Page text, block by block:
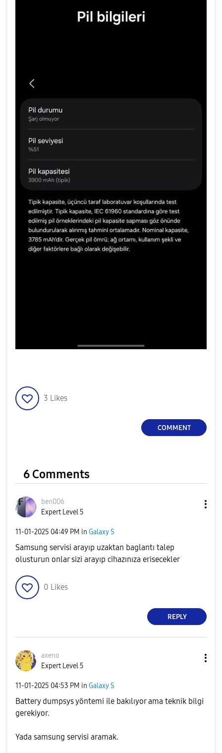
3 Likes
COMMENT
6 Comments
ben006
Expert Level 5
‎11-01-2025 04:49 PM in Galaxy S
Samsung servisi arayıp uzaktan baglantı talep
olusturun onlar sizi arayıp cihazınıza erisecekler
0 Likes
REPLY
axeno
Expert Level 5
‎11-01-2025 04:53 PM in Galaxy S
Battery dumpsys yöntemi ile bakılıyor ama teknik bilgi
gerekiyor.
Yada samsung servisi aramak.